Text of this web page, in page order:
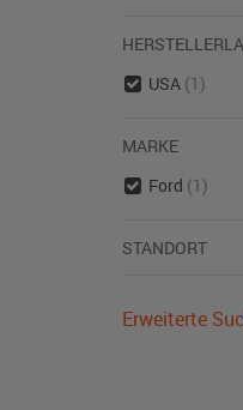
USA (1)
MARKE
Ford (1)
STANDORT
Erweiterte